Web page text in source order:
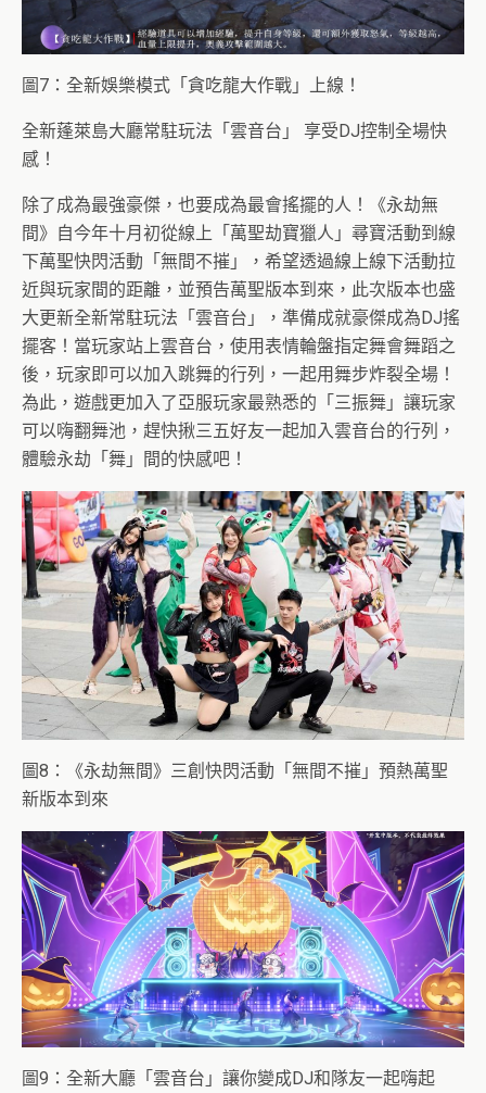
圖7：全新娛樂模式「貪吃龍大作戰」上線！
全新蓬萊島大廳常駐玩法「雲音台」 享受DJ控制全場快
感！
除了成為最強豪傑，也要成為最會搖擺的人！《永劫無
間》 自今年十月初從線上「萬聖劫寶獵人」 尋寶活動到線
下萬聖快閃活動「無間不摧」， 希望透過線上線下活動拉
近與玩家間的距離，並預告萬聖版本到來， 此次版本也盛
大更新全新常駐玩法「雲音台」， 準備成就豪傑成為DJ搖
擺客！當玩家站上雲音台， 使用表情輪盤指定舞會舞蹈之
後，玩家即可以加入跳舞的行列， 一起用舞步炸裂全場！
為此，遊戲更加入了亞服玩家最熟悉的「 三振舞」讓玩家
可以嗨翻舞池， 趕快揪三五好友一起加入雲音台的行列，
體驗永劫「舞」
間的快感吧！
圖8：《永劫無間》三創快閃活動「無間不摧」預熱萬聖
新版本到來
圖9：全新大廳「雲音台」讓你變成DJ和隊友一起嗨起